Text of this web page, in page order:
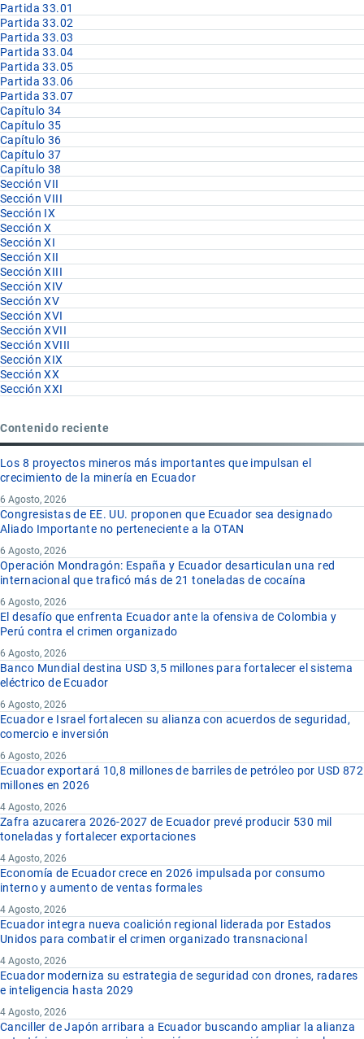
Partida 33.01
Partida 33.02
Partida 33.03
Partida 33.04
Partida 33.05
Partida 33.06
Partida 33.07
Capítulo 34
Capítulo 35
Capítulo 36
Capítulo 37
Capítulo 38
Sección VII
Sección VIII
Sección IX
Sección X
Sección XI
Sección XII
Sección XIII
Sección XIV
Sección XV
Sección XVI
Sección XVII
Sección XVIII
Sección XIX
Sección XX
Sección XXI
Contenido reciente
Los 8 proyectos mineros más importantes que impulsan el
crecimiento de la minería en Ecuador
6 Agosto, 2026
Congresistas de EE. UU. proponen que Ecuador sea designado
Aliado Importante no perteneciente a la OTAN
6 Agosto, 2026
Operación Mondragón: España y Ecuador desarticulan una red
internacional que traficó más de 21 toneladas de cocaína
6 Agosto, 2026
El desafío que enfrenta Ecuador ante la ofensiva de Colombia y
Perú contra el crimen organizado
6 Agosto, 2026
Banco Mundial destina USD 3,5 millones para fortalecer el sistema
eléctrico de Ecuador
6 Agosto, 2026
Ecuador e Israel fortalecen su alianza con acuerdos de seguridad,
comercio e inversión
6 Agosto, 2026
Ecuador exportará 10,8 millones de barriles de petróleo por USD 872
millones en 2026
4 Agosto, 2026
Zafra azucarera 2026-2027 de Ecuador prevé producir 530 mil
toneladas y fortalecer exportaciones
4 Agosto, 2026
Economía de Ecuador crece en 2026 impulsada por consumo
interno y aumento de ventas formales
4 Agosto, 2026
Ecuador integra nueva coalición regional liderada por Estados
Unidos para combatir el crimen organizado transnacional
4 Agosto, 2026
Ecuador moderniza su estrategia de seguridad con drones, radares
e inteligencia hasta 2029
4 Agosto, 2026
Canciller de Japón arribara a Ecuador buscando ampliar la alianza